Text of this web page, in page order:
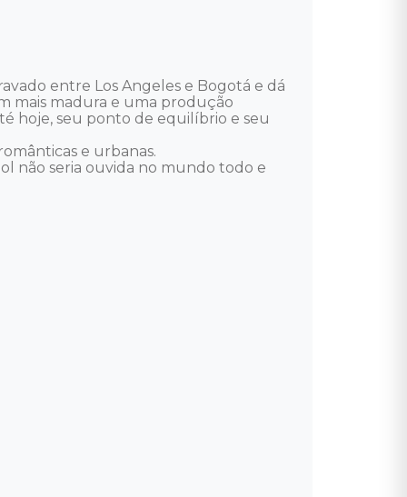
entre Los Angeles e Bogotá e dá
mais madura e uma produção
hoje, seu ponto de equilíbrio e seu
e urbanas.
não seria ouvida no mundo todo e